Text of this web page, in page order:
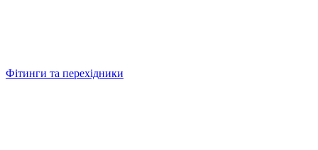
Фітинги та перехідники